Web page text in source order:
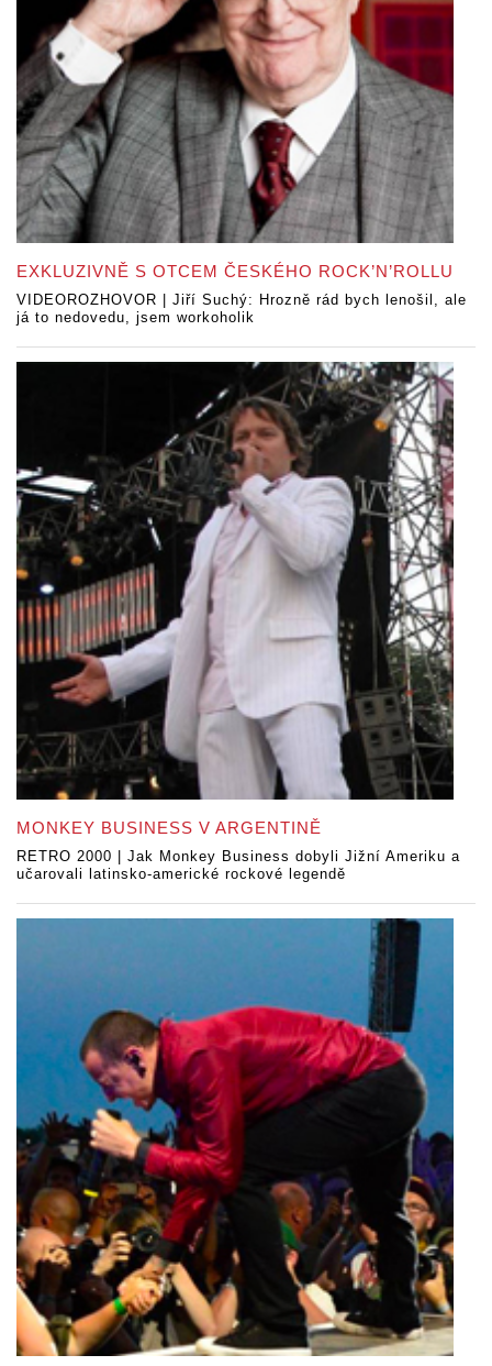
EXKLUZIVNĚ S OTCEM ČESKÉHO ROCK’N’ROLLU
VIDEOROZHOVOR | Jiří Suchý: Hrozně rád bych lenošil, ale
já to nedovedu, jsem workoholik
MONKEY BUSINESS V ARGENTINĚ
RETRO 2000 | Jak Monkey Business dobyli Jižní Ameriku a
učarovali latinsko-americké rockové legendě